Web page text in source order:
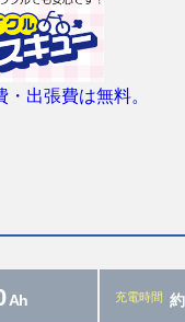
出張費は無料。
Ah 充電時間 約